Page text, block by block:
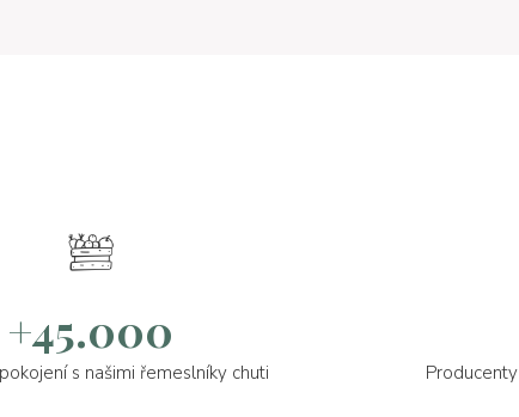
+45.000
s našimi řemeslníky chuti